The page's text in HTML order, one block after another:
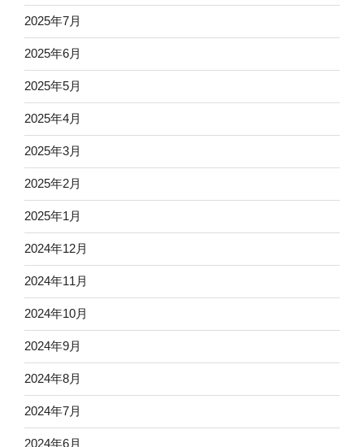
2025年7月
2025年6月
2025年5月
2025年4月
2025年3月
2025年2月
2025年1月
2024年12月
2024年11月
2024年10月
2024年9月
2024年8月
2024年7月
2024年6月